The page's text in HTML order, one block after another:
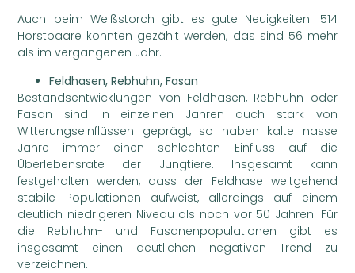
Auch beim Weißstorch gibt es gute Neuigkeiten: 514
Horstpaare konnten gezählt werden, das sind 56 mehr
als im vergangenen Jahr.
Feldhasen, Rebhuhn, Fasan
Bestandsentwicklungen von Feldhasen, Rebhuhn oder
Fasan sind in einzelnen Jahren auch stark von
Witterungseinflüssen geprägt, so haben kalte nasse
Jahre immer einen schlechten Einfluss auf die
Überlebensrate der Jungtiere. Insgesamt kann
festgehalten werden, dass der Feldhase weitgehend
stabile Populationen aufweist, allerdings auf einem
deutlich niedrigeren Niveau als noch vor 50 Jahren. Für
die Rebhuhn- und Fasanenpopulationen gibt es
insgesamt einen deutlichen negativen Trend zu
verzeichnen.